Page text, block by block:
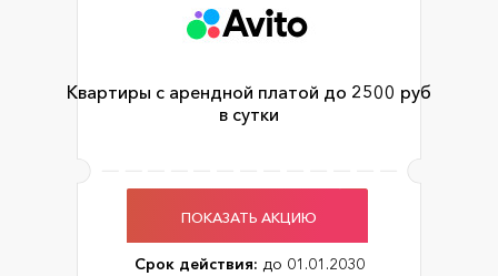
Квартиры с арендной платой до 2500 руб
в сутки
ПОКАЗАТЬ АКЦИЮ
Срок действия: до 01.01.2030